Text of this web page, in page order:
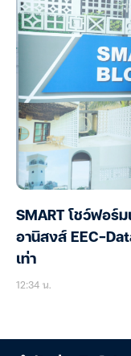
SMART โชว์ฟอร์
อานิสงส์ EEC-
เท่า
12:34 น.